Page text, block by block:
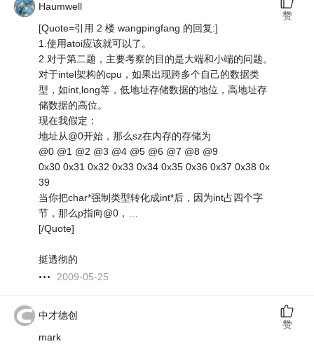
Haumwell
[Quote=引用 2 楼 wangpingfang 的回复:]
1.使用atoi应该就可以了。
2.对于第二题，主要考察的目的是大端和小端的问题。
对于intel架构的cpu，如果出现跨多个自己的数据类
型，如int,long等，低地址存储数据的地位，高地址存
储数据的高位。
现在我假定：
地址从@0开始，那么sz在内存的存储为
@0 @1 @2 @3 @4 @5 @6 @7 @8 @9
0x30 0x31 0x32 0x33 0x34 0x35 0x36 0x37 0x38 0x
39
当你把char*强制类型转化成int*后，因为int占四个字
节，那么p指向@0，…
[/Quote]
挺透彻的
2009-05-25
赞
中才德创
mark
赞